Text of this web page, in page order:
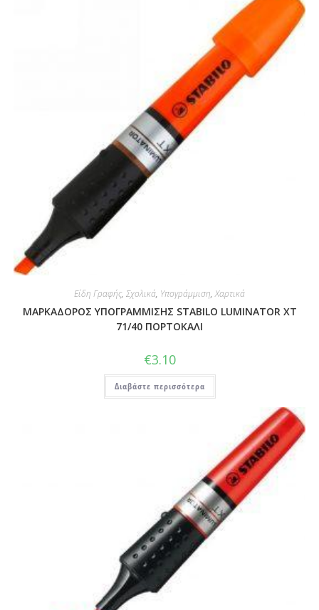
Είδη Γραφής, Σχολικά, Υπογράμμιση,Χαρτικά
ΜΑΡΚΑΔΟΡΟΣ ΥΠΟΓΡΑΜΜΙΣΗΣ STABILO LUMINATOR XT
71/40 ΠΟΡΤΟΚΑΛΙ
€3.10
Διαβάστε περισσότερα